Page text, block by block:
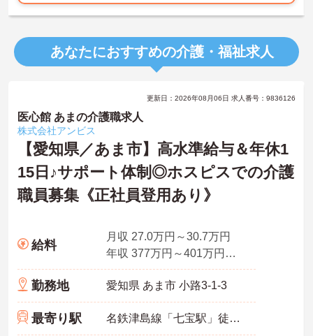
あなたにおすすめの介護・福祉求人
更新日：2026年08月06日 求人番号：9836126
医心館 あまの介護職求人
株式会社アンビス
【愛知県／あま市】高水準給与＆年休1
15日♪サポート体制◎ホスピスでの介護
職員募集《正社員登用あり》
給料
月収 27.0万円～30.7万円
年収 377万円～401万円程度 ※想定年収
勤務地 愛知県 あま市 小路3-1-3
最寄り駅 名鉄津島線「七宝駅」徒歩16分